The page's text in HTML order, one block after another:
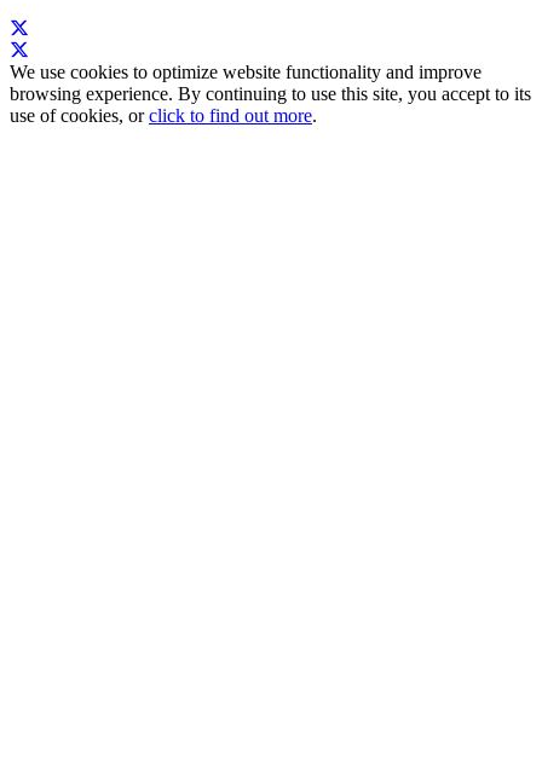
We use cookies to optimize website functionality and improve
browsing experience. By continuing to use this site, you accept to its
use of cookies, orclick to find out more.